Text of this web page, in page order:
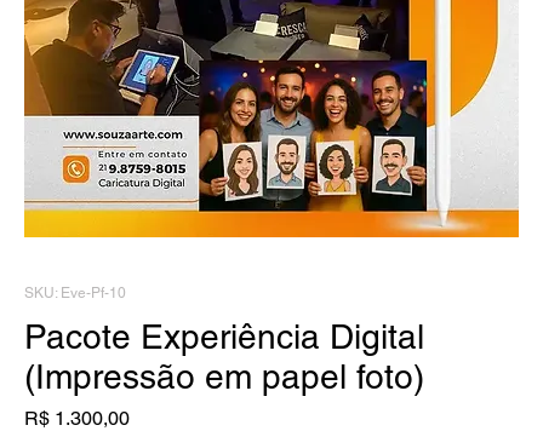
SKU: Eve-Pf-10
Pacote Experiência Digital
(Impressão em papel foto)
R$ 1.300,00Preço